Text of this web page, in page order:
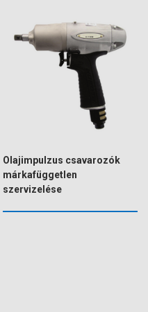
Olajimpulzus csavarozók
márkafüggetlen
szervizelése